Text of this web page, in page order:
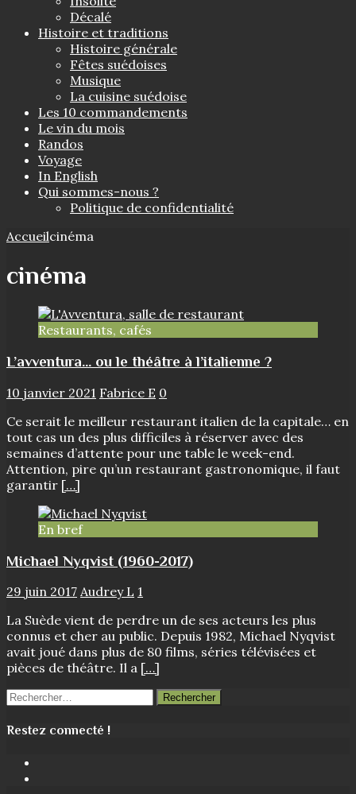
Décalé
Histoire et traditions
Histoire générale
Fêtes suédoises
Musique
La cuisine suédoise
Les 10 commandements
Le vin du mois
Randos
Voyage
In English
Qui sommes-nous ?
Politique de confidentialité
Accueilcinéma
cinéma
Restaurants, cafés
L’avventura… ou le théâtre à l’italienne ?
10 janvier 2021 Fabrice E 0
Ce serait le meilleur restaurant italien de la capitale… en
tout cas un des plus difficiles à réserver avec des
semaines d’attente pour une table le week-end.
Attention, pire qu’un restaurant gastronomique, il faut
garantir […]
En bref
Michael Nyqvist (1960-2017)
29 juin 2017 Audrey L 1
La Suède vient de perdre un de ses acteurs les plus
connus et cher au public. Depuis 1982, Michael Nyqvist
avait joué dans plus de 80 films, séries télévisées et
pièces de théâtre. Il a […]
Rechercher :
Restez connecté !